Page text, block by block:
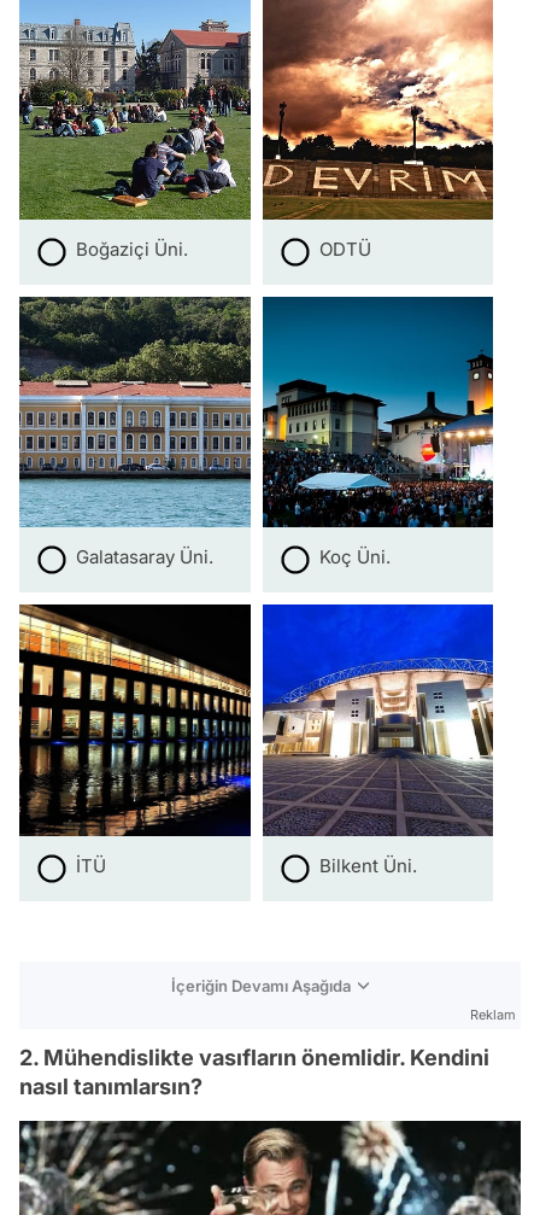
Boğaziçi Üni. ODTÜ
Galatasaray Üni. Koç Üni.
İTÜ Bilkent Üni.
İçeriğin Devamı Aşağıda
Reklam
2. Mühendislikte vasıfların önemlidir. Kendini
nasıl tanımlarsın?